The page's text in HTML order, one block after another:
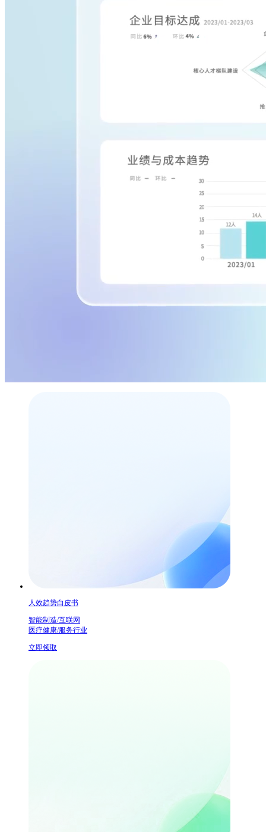
人效趋势白皮书
智能制造/互联网
医疗健康/服务行业
立即领取